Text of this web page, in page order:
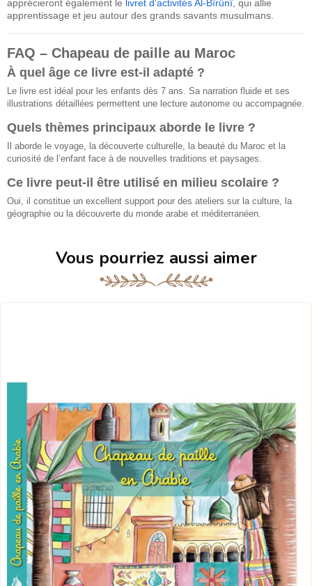
apprécieront également le livret d’activités Al-Bîrûnî , qui allie
apprentissage et jeu autour des grands savants musulmans.
FAQ – Chapeau de paille au Maroc
À quel âge ce livre est-il adapté ?
Le livre est idéal pour les enfants dès 7 ans. Sa narration fluide et ses
illustrations détaillées permettent une lecture autonome ou accompagnée.
Quels thèmes principaux aborde le livre ?
Il aborde le voyage, la découverte culturelle, la beauté du Maroc et la
curiosité de l’enfant face à de nouvelles traditions et paysages.
Ce livre peut-il être utilisé en milieu scolaire ?
Oui, il constitue un excellent support pour des ateliers sur la culture, la
géographie ou la découverte du monde arabe et méditerranéen.
Vous pourriez aussi aimer